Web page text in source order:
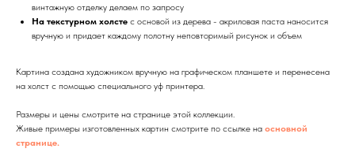
винтажную отделку делаем по запросу
На текстурном холсте с основой из дерева - акриловая паста наносится
вручную и придает каждому полотну неповторимый рисунок и объем
Картина создана художником вручную на графическом планшете и перенесена
на холст с помощью специального уф принтера.
Размеры и цены смотрите на странице этой коллекции.
Живые примеры изготовленных картин смотрите по ссылке на основной
странице.